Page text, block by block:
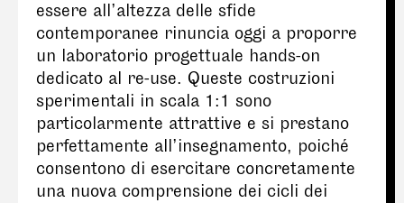
essere all’altezza delle sfide
contemporanee rinuncia oggi a proporre
un laboratorio progettuale hands-on
dedicato al re-use. Queste costruzioni
sperimentali in scala 1:1 sono
particolarmente attrattive e si prestano
perfettamente all’insegnamento, poiché
consentono di esercitare concretamente
una nuova comprensione dei cicli dei